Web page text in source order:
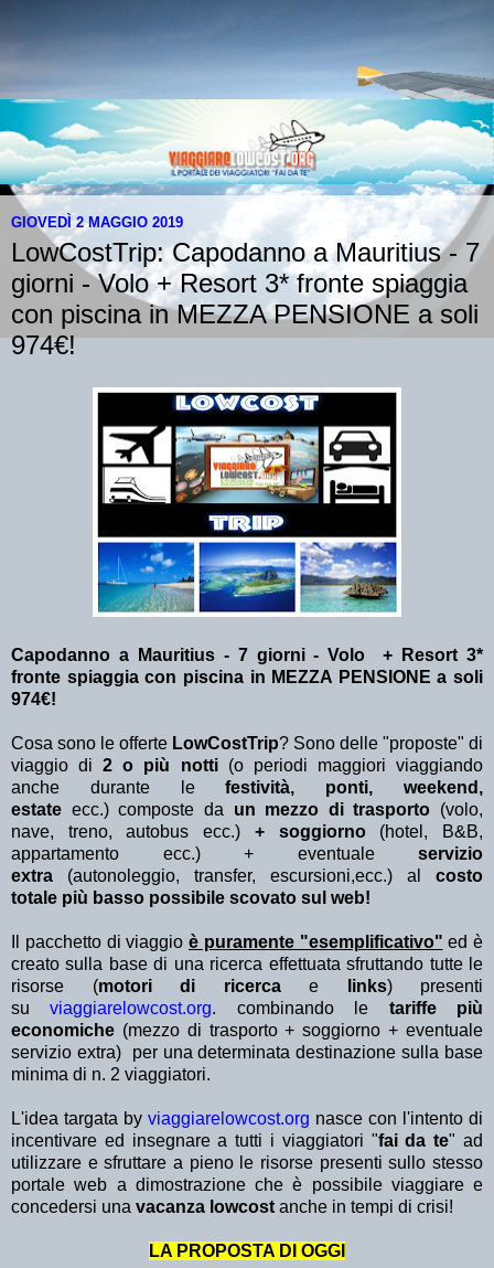
GIOVEDÌ 2 MAGGIO 2019
LowCostTrip: Capodanno a Mauritius - 7
giorni - Volo + Resort 3* fronte spiaggia
con piscina in MEZZA PENSIONE a soli
974€!
Capodanno a Mauritius - 7 giorni - Volo + Resort 3*
fronte spiaggia con piscina in MEZZA PENSIONE a soli
974€!
Cosa sono le offerte LowCostTrip? Sono delle "proposte" di
viaggio di2 o più notti (o periodi maggiori viaggiando
anche durante lefestività, ponti, weekend,
estate ecc.) composte da un mezzo di trasporto (volo,
nave, treno, autobus ecc.) + soggiorno(hotel, B&B,
appartamento ecc.) + eventuale servizio
extra (autonoleggio, transfer, escursioni,ecc.) al costo
totale più basso possibile scovato sul web!
Il pacchetto di viaggio è puramente "esemplificativo" ed è
creato sulla base di una ricerca effettuata sfruttando tutte le
risorse (motori di ricerca e links) presenti
suviaggiarelowcost.org. combinando le tariffe più
economiche (mezzo di trasporto + soggiorno + eventuale
servizio extra)
per una determinata destinazione sulla base
minima di n. 2 viaggiatori.
L'idea targata by viaggiarelowcost.org nasce con l'intento di
incentivare ed insegnare a tutti i viaggiatori "fai da te" ad
utilizzare e sfruttare a pieno le risorse presenti sullo stesso
portale web a dimostrazione che è possibile viaggiare e
concedersi una vacanza lowcost anche in tempi di crisi!
LA PROPOSTA DI OGGI